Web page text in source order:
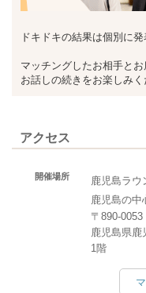
ドキドキの結果は個別に発
マッチングしたお相手と
お話しの続きをお楽しみく
アクセス
開催場所
鹿児島ラウ
鹿児島の
〒890-0053
鹿児島県
1階